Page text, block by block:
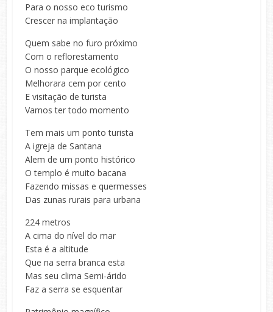
Para o nosso eco turismo
Crescer na implantação
Quem sabe no furo próximo
Com o reflorestamento
O nosso parque ecológico
Melhorara cem por cento
E visitação de turista
Vamos ter todo momento
Tem mais um ponto turista
A igreja de Santana
Alem de um ponto histórico
O templo é muito bacana
Fazendo missas e quermesses
Das zunas rurais para urbana
224 metros
A cima do nível do mar
Esta é a altitude
Que na serra branca esta
Mas seu clima Semi-árido
Faz a serra se esquentar